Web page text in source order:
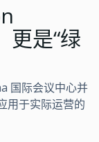
更是“绿
国际会议中心并
用于实际运营的